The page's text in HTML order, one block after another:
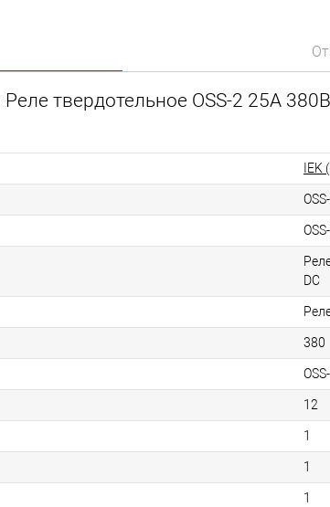
твердотельное OSS-2 25А
DC
380
12
1
1
1